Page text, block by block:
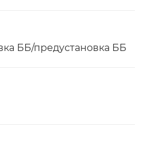
ББ/предустановка ББ